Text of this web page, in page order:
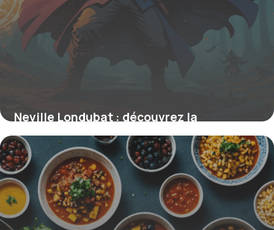
Neville Londubat : découvrez la
transformation héroïque d’un sorcier
méconnu qui inspire la résilience et le
courage ultime
16 juin 2026